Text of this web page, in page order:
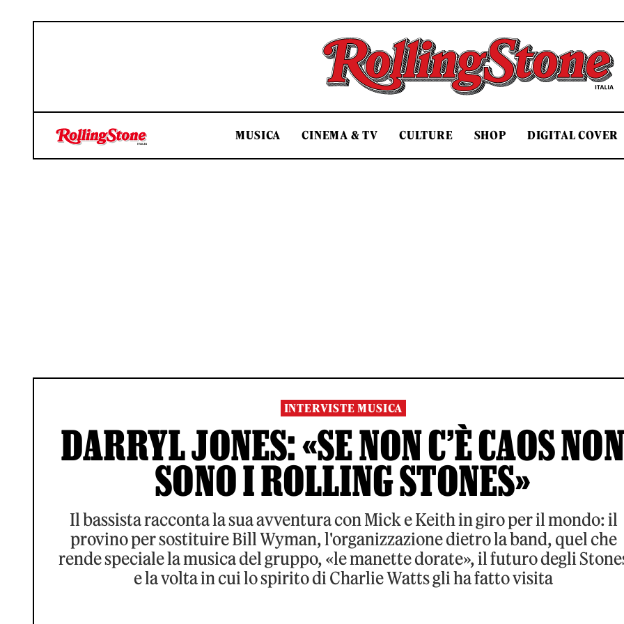
Rolling Stone Italia
MUSICA CINEMA & TV CULTURE SHOP DIGITAL COVER
INTERVISTE MUSICA
DARRYL JONES: «SE NON C’È CAOS
SONO I ROLLING STONES»
Il bassista racconta la sua avventura con Mick e Keith in giro per il mondo: il
provino per sostituire Bill Wyman, l'organizzazione dietro la band, quel che
rende speciale la musica del gruppo, «le manette dorate», il futuro degli
e la volta in cui lo spirito di Charlie Watts gli ha fatto visita